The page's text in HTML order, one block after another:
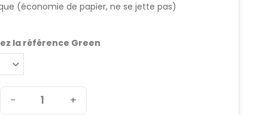
(économie de papier, ne se jette pas)
la référence Green
− +